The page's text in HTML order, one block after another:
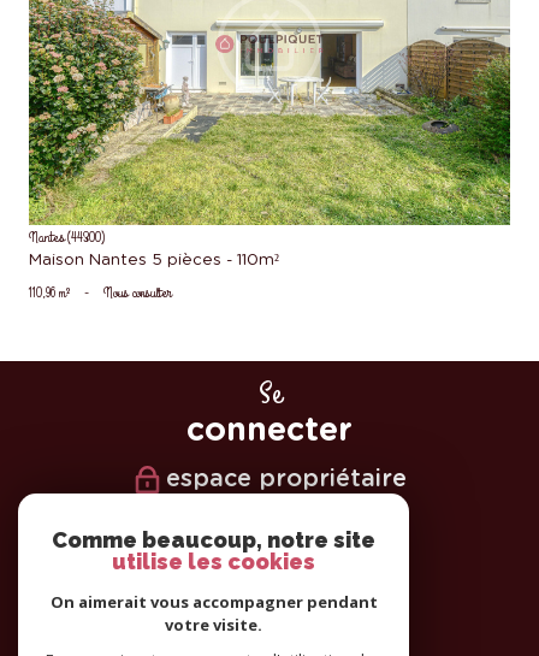
voir le bien
Nantes (44300)
Maison Nantes 5 pièces - 110m²
110,96 m²
- Nous consulter
Se
connecter
espace propriétaire
Nous
suivre
Comme beaucoup, notre site
utilise les cookies
On aimerait vous accompagner pendant
votre visite.